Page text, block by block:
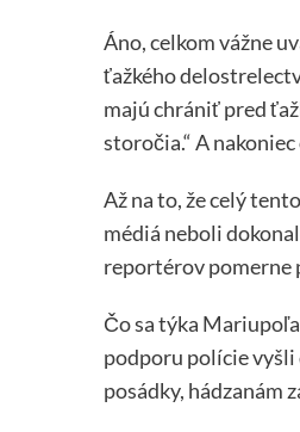
Áno, celkom vážne
ťažkého
majú chrániť pred
storočia.“ A
Až na to, že celý
médiá neboli
reportérov pomerne
Čo sa týka
podporu polície vyšli
posádky, hádzanám